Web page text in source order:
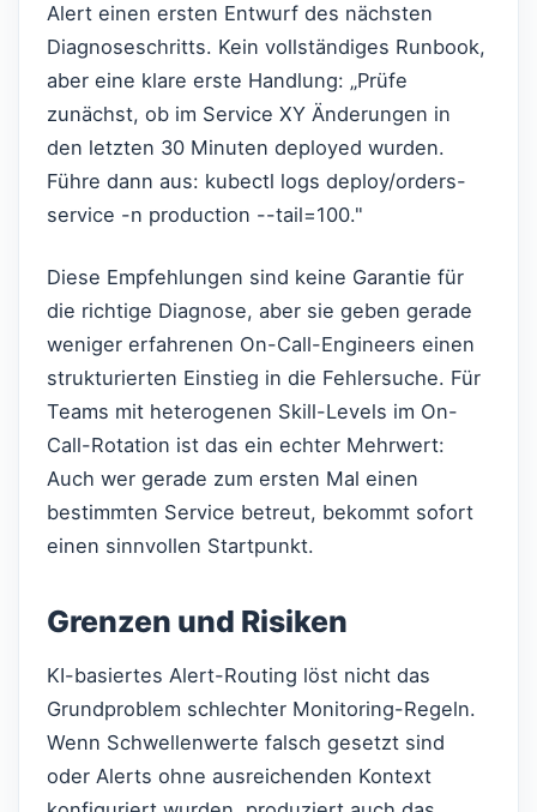
Alert einen ersten Entwurf des nächsten
Diagnoseschritts. Kein vollständiges Runbook,
aber eine klare erste Handlung: „Prüfe
zunächst, ob im Service XY Änderungen in
den letzten 30 Minuten deployed wurden.
Führe dann aus: kubectl logs deploy/orders-
service -n production --tail=100."
Diese Empfehlungen sind keine Garantie für
die richtige Diagnose, aber sie geben gerade
weniger erfahrenen On-Call-Engineers einen
strukturierten Einstieg in die Fehlersuche. Für
Teams mit heterogenen Skill-Levels im On-
Call-Rotation ist das ein echter Mehrwert:
Auch wer gerade zum ersten Mal einen
bestimmten Service betreut, bekommt sofort
einen sinnvollen Startpunkt.
Grenzen und Risiken
KI-basiertes Alert-Routing löst nicht das
Grundproblem schlechter Monitoring-Regeln.
Wenn Schwellenwerte falsch gesetzt sind
oder Alerts ohne ausreichenden Kontext